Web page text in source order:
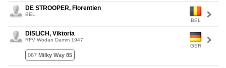
BEL
DE STROOPER, Florentien
BEL
GER
DISLICH, Viktoria
RFV Wodan Damm 1947
067 Milky Way 85